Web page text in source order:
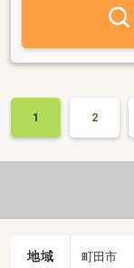
1 2
地域 町田市